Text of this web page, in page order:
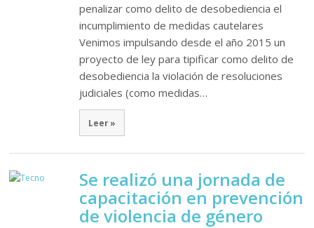
penalizar como delito de desobediencia el
incumplimiento de medidas cautelares
Venimos impulsando desde el año 2015 un
proyecto de ley para tipificar como delito de
desobediencia la violación de resoluciones
judiciales (como medidas…
Leer »
Se realizó una jornada de
capacitación en prevención
de violencia de género